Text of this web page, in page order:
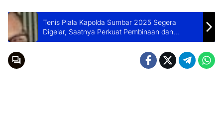
Tenis Piala Kapolda Sumbar 2025 Segera
Digelar, Saatnya Perkuat Pembinaan dan
Silaturahmi